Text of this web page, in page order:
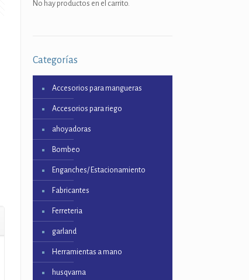
No hay productos en el carrito.
Categorías
Accesorios para mangueras
Accesorios para riego
ahoyadoras
Bombeo
Enganches/ Estacionamiento
Fabricantes
Ferreteria
garland
Herramientas a mano
husqvarna